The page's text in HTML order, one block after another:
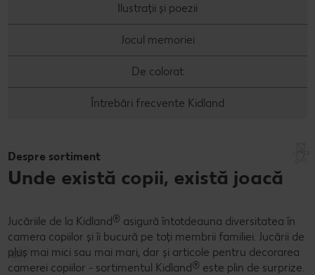
Ilustrații și poezii
Jocul memoriei
De colorat
Întrebări frecvente Kidland
Despre sortiment
Unde există copii, există joacă
Jucăriile de la Kidland® asigură întotdeauna diversitatea în
camera copiilor și îi bucură pe toți membrii familiei. Jucării de
pluș mai mici sau mai mari, dar și articole pentru decorarea
camerei copiilor - sortimentul Kidland® este plin de surprize.